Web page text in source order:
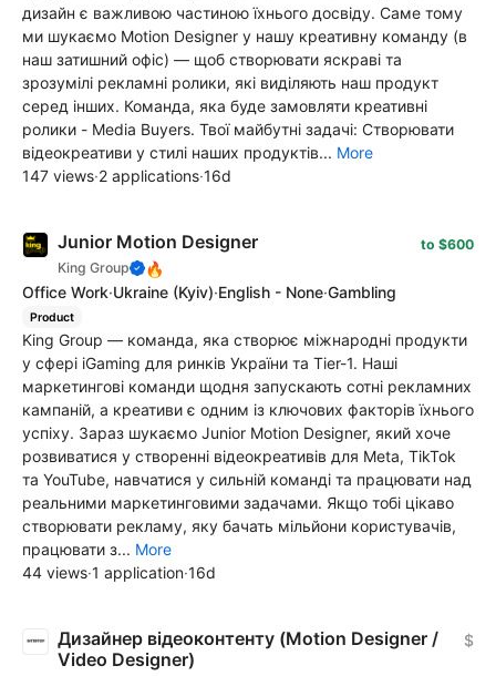
дизайн є важливою частиною їхнього досвіду. Саме тому
ми шукаємо Motion Designer у нашу креативну команду (в
наш затишний офіс) — щоб створювати яскраві та
зрозумілі рекламні ролики, які виділяють наш продукт
серед інших. Команда, яка буде замовляти креативні
ролики - Media Buyers. Твої майбутні задачі: Створювати
відеокреативи у стилі наших продуктів... More
147 views·2 applications·16d
Junior Motion Designer
King Group 🔥
to $600
Office Work·Ukraine (Kyiv)·English - None·Gambling
Product
King Group — команда, яка створює міжнародні продукти
у сфері iGaming для ринків України та Tier-1. Наші
маркетингові команди щодня запускають сотні рекламних
кампаній, а креативи є одним із ключових факторів їхнього
успіху. Зараз шукаємо Junior Motion Designer, який хоче
розвиватися у створенні відеокреативів для Meta, TikTok
та YouTube, навчатися у сильній команді та працювати над
реальними маркетинговими задачами. Якщо тобі цікаво
створювати рекламу, яку бачать мільйони користувачів,
працювати з... More
44 views·1 application·16d
Дизайнер відеоконтенту (Motion Designer /
Video Designer)
$